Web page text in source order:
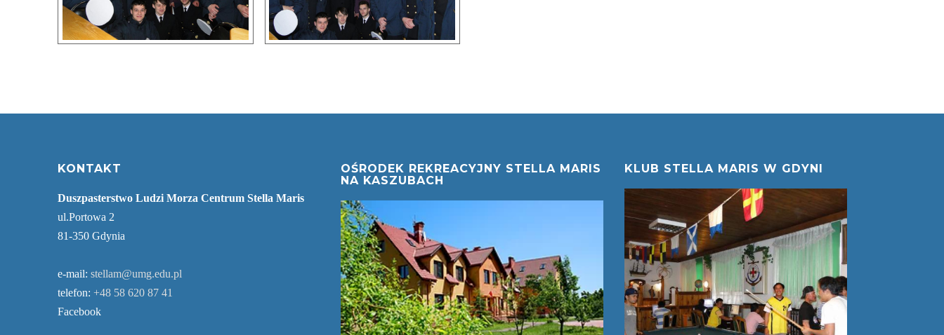
KONTAKT
Duszpasterstwo Ludzi Morza Centrum Stella Maris
ul.Portowa 2
81-350 Gdynia
e-mail: stellam@umg.edu.pl
telefon: +48 58 620 87 41
Facebook
OŚRODEK REKREACYJNY STELLA MARIS
NA KASZUBACH
KLUB STELLA MARIS W GDYNI